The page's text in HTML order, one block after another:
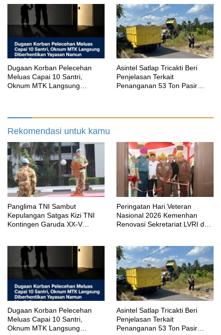
‎Dugaan Korban Pelecehan
Meluas Capai 10 Santri,
Oknum MTK Langsung
Asintel Satlap Tricakti Beri
Penjelasan Terkait
Penanganan 53 Ton Pasir
Rekomendasi untuk kamu
Panglima TNI Sambut
Kepulangan Satgas Kizi TNI
Kontingen Garuda XX-V
Peringatan Hari Veteran
Nasional 2026 Kemenhan
Renovasi Sekretariat LVRI dan
‎Dugaan Korban Pelecehan
Meluas Capai 10 Santri,
Oknum MTK Langsung
Asintel Satlap Tricakti Beri
Penjelasan Terkait
Penanganan 53 Ton Pasir